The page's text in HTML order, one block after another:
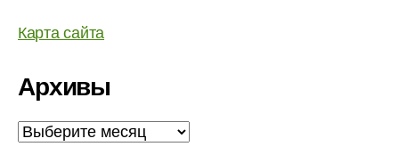
Карта сайта
Архивы
Архивы